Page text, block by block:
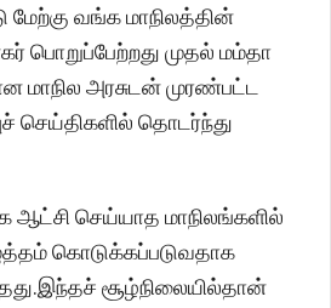
வங்க மாநிலத்தின்
பொறுப்பேற்றது முதல் மம்தா
மாநில அரசுடன் முரண்பட்ட
செய்திகளில் தொடர்ந்து
ஆட்சி செய்யாத மாநிலங்களில்
கொடுக்கப்படுவதாக
சூழ்நிலையில்தான்